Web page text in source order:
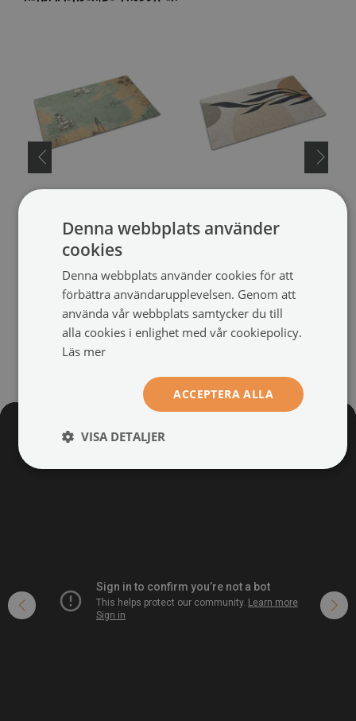
Gammal karta (#ww-11204)
storlek från: 60x40 cm
449 SEK
Lövväxt(#ww-88044)
449 SEK
Denna webbplats använder
cookies
Denna webbplats använder cookies för att
förbättra användarupplevelsen. Genom att
använda vår webbplats samtycker du till
alla cookies i enlighet med vår cookiepolicy.
Läs mer
ACCEPTERA ALLA
VISA DETALJER